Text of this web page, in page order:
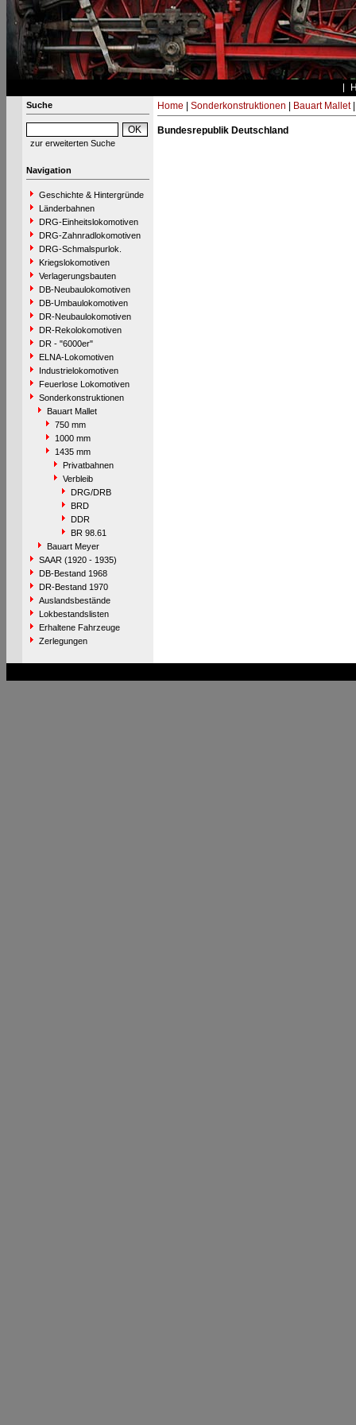
Suche
zur erweiterten Suche
Navigation
Geschichte & Hintergründe
Länderbahnen
DRG-Einheitslokomotiven
DRG-Zahnradlokomotiven
DRG-Schmalspurlok.
Kriegslokomotiven
Verlagerungsbauten
DB-Neubaulokomotiven
DB-Umbaulokomotiven
DR-Neubaulokomotiven
DR-Rekolokomotiven
DR - "6000er"
ELNA-Lokomotiven
Industrielokomotiven
Feuerlose Lokomotiven
Sonderkonstruktionen
Bauart Mallet
750 mm
1000 mm
1435 mm
Privatbahnen
Verbleib
DRG/DRB
BRD
DDR
BR 98.61
Bauart Meyer
SAAR (1920 - 1935)
DB-Bestand 1968
DR-Bestand 1970
Auslandsbestände
Lokbestandslisten
Erhaltene Fahrzeuge
Zerlegungen
Home Sonderkonstruktionen Bauart Mallet
Bundesrepublik Deutschland